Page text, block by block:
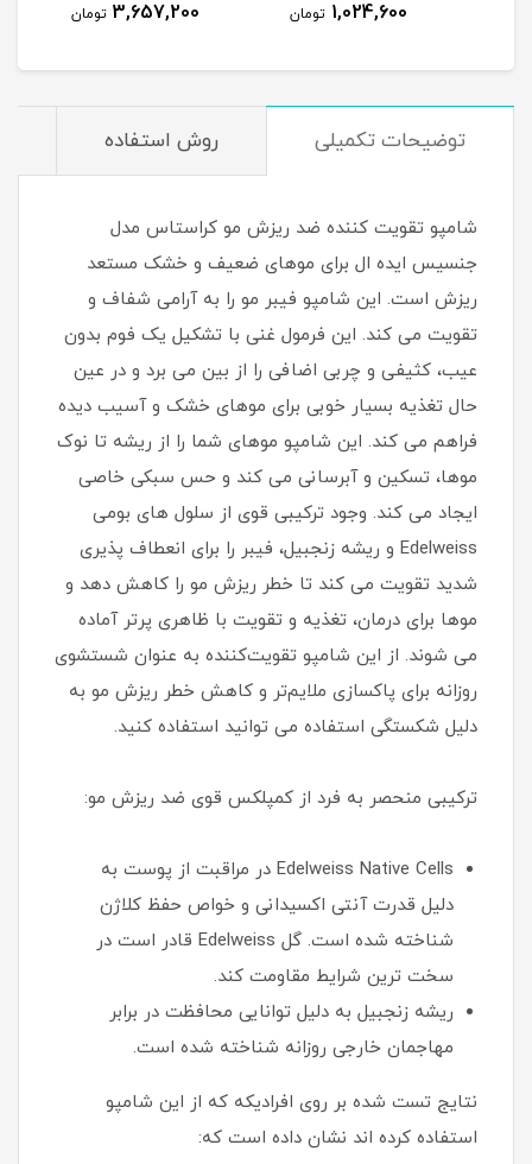
1,024,600 تومان 3,657,200 تومان
توضیحات تکمیلی روش استفاده
شامپو تقویت کننده ضد ریزش مو کراستاس مدل
جنسیس ایده ال برای موهای ضعیف و خشک مستعد
ریزش است. این شامپو فیبر مو را به آرامی شفاف و
تقویت می کند. این فرمول غنی با تشکیل یک فوم بدون
عیب، کثیفی و چربی اضافی را از بین می برد و در عین
حال تغذیه بسیار خوبی برای موهای خشک و آسیب دیده
فراهم می کند. این شامپو موهای شما را از ریشه تا نوک
موها، تسکین و آبرسانی می کند و حس سبکی خاصی
ایجاد می کند. وجود ترکیبی قوی از سلول های بومی
Edelweiss و ریشه زنجبیل، فیبر را برای انعطاف پذیری
شدید تقویت می کند تا خطر ریزش مو را کاهش دهد و
موها برای درمان، تغذیه و تقویت با ظاهری پرتر آماده
می شوند. از این شامپو تقویت‌کننده به عنوان شستشوی
روزانه برای پاکسازی ملایم‌تر و کاهش خطر ریزش مو به
دلیل شکستگی استفاده می توانید استفاده کنید.
ترکیبی منحصر به فرد از کمپلکس قوی ضد ریزش مو:
Edelweiss Native Cells در مراقبت از پوست به
دلیل قدرت آنتی اکسیدانی و خواص حفظ کلاژن
شناخته شده است. گل Edelweiss قادر است در
سخت ترین شرایط مقاومت کند.
ریشه زنجبیل به دلیل توانایی محافظت در برابر
مهاجمان خارجی روزانه شناخته شده است.
نتایج تست شده بر روی افرادیکه که از این شامپو
استفاده کرده اند نشان داده است که: